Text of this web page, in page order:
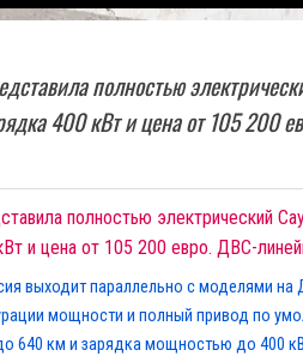
полностью
400 кВт и цена от 105 200
полностью электрический
и цена от 105 200 евро. ДВС-
выходит параллельно с моделями на
мощности и полный привод по
640 км и зарядка мощностью до 400